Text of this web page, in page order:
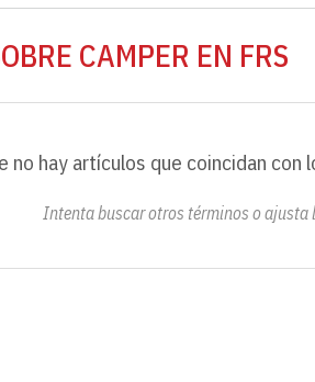
CAMPER EN FRS
no hay artículos que coincidan con
Intenta buscar otros términos o ajusta